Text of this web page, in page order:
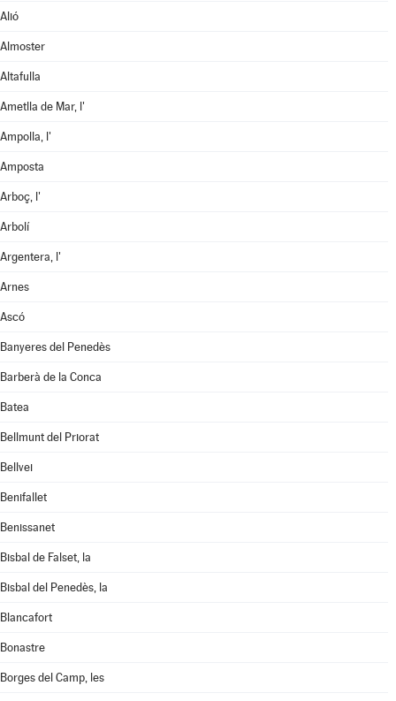
Alió
Almoster
Altafulla
Ametlla de Mar, l'
Ampolla, l'
Amposta
Arboç, l'
Arbolí
Argentera, l'
Arnes
Ascó
Banyeres del Penedès
Barberà de la Conca
Batea
Bellmunt del Priorat
Bellvei
Benifallet
Benissanet
Bisbal de Falset, la
Bisbal del Penedès, la
Blancafort
Bonastre
Borges del Camp, les